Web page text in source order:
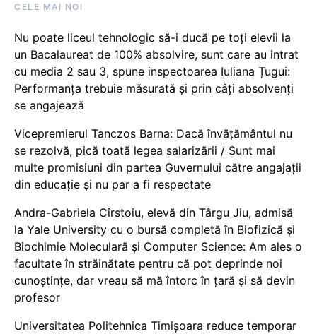
CELE MAI NOI
Nu poate liceul tehnologic să-i ducă pe toți elevii la
un Bacalaureat de 100% absolvire, sunt care au intrat
cu media 2 sau 3, spune inspectoarea Iuliana Țugui:
Performanța trebuie măsurată și prin câți absolvenți
se angajează
Vicepremierul Tanczos Barna: Dacă învățământul nu
se rezolvă, pică toată legea salarizării / Sunt mai
multe promisiuni din partea Guvernului către angajații
din educație și nu par a fi respectate
Andra-Gabriela Cîrstoiu, elevă din Târgu Jiu, admisă
la Yale University cu o bursă completă în Biofizică și
Biochimie Moleculară și Computer Science: Am ales o
facultate în străinătate pentru că pot deprinde noi
cunoștințe, dar vreau să mă întorc în țară și să devin
profesor
Universitatea Politehnica Timișoara reduce temporar